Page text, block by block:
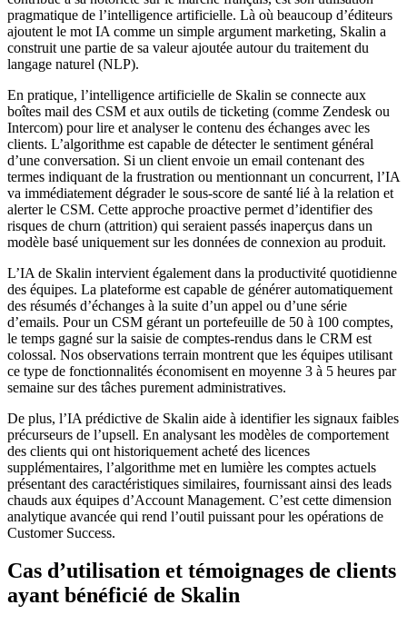
pragmatique de l’intelligence artificielle. Là où beaucoup d’éditeurs
ajoutent le mot IA comme un simple argument marketing, Skalin a
construit une partie de sa valeur ajoutée autour du traitement du
langage naturel (NLP).
En pratique, l’intelligence artificielle de Skalin se connecte aux
boîtes mail des CSM et aux outils de ticketing (comme Zendesk ou
Intercom) pour lire et analyser le contenu des échanges avec les
clients. L’algorithme est capable de détecter le sentiment général
d’une conversation. Si un client envoie un email contenant des
termes indiquant de la frustration ou mentionnant un concurrent, l’IA
va immédiatement dégrader le sous-score de santé lié à la relation et
alerter le CSM. Cette approche proactive permet d’identifier des
risques de churn (attrition) qui seraient passés inaperçus dans un
modèle basé uniquement sur les données de connexion au produit.
L’IA de Skalin intervient également dans la productivité quotidienne
des équipes. La plateforme est capable de générer automatiquement
des résumés d’échanges à la suite d’un appel ou d’une série
d’emails. Pour un CSM gérant un portefeuille de 50 à 100 comptes,
le temps gagné sur la saisie de comptes-rendus dans le CRM est
colossal. Nos observations terrain montrent que les équipes utilisant
ce type de fonctionnalités économisent en moyenne 3 à 5 heures par
semaine sur des tâches purement administratives.
De plus, l’IA prédictive de Skalin aide à identifier les signaux faibles
précurseurs de l’upsell. En analysant les modèles de comportement
des clients qui ont historiquement acheté des licences
supplémentaires, l’algorithme met en lumière les comptes actuels
présentant des caractéristiques similaires, fournissant ainsi des leads
chauds aux équipes d’Account Management. C’est cette dimension
analytique avancée qui rend l’outil puissant pour les opérations de
Customer Success.
Cas d’utilisation et témoignages de clients
ayant bénéficié de Skalin